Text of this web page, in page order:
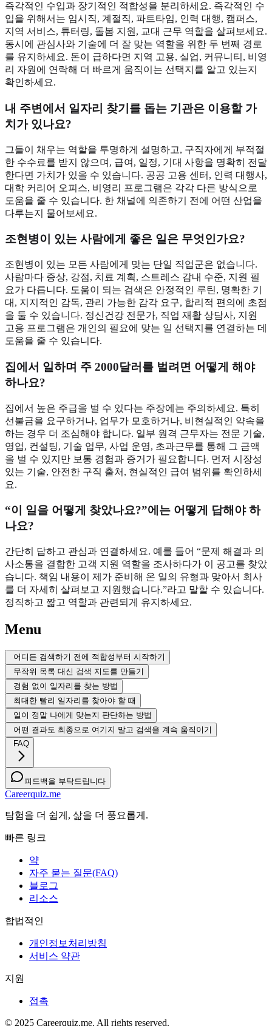
즉각적인 수입과 장기적인 적합성을 분리하세요. 즉각적인 수
입을 위해서는 임시직, 계절직, 파트타임, 인력 대행, 캠퍼스,
지역 서비스, 튜터링, 돌봄 지원, 교대 근무 역할을 살펴보세요.
동시에 관심사와 기술에 더 잘 맞는 역할을 위한 두 번째 경로
를 유지하세요. 돈이 급하다면 지역 고용, 실업, 커뮤니티, 비영
리 자원에 연락해 더 빠르게 움직이는 선택지를 알고 있는지
확인하세요.
내 주변에서 일자리 찾기를 돕는 기관은 이용할 가
치가 있나요?
그들이 채우는 역할을 투명하게 설명하고, 구직자에게 부적절
한 수수료를 받지 않으며, 급여, 일정, 기대 사항을 명확히 전달
한다면 가치가 있을 수 있습니다. 공공 고용 센터, 인력 대행사,
대학 커리어 오피스, 비영리 프로그램은 각각 다른 방식으로
도움을 줄 수 있습니다. 한 채널에 의존하기 전에 어떤 산업을
다루는지 물어보세요.
조현병이 있는 사람에게 좋은 일은 무엇인가요?
조현병이 있는 모든 사람에게 맞는 단일 직업군은 없습니다.
사람마다 증상, 강점, 치료 계획, 스트레스 감내 수준, 지원 필
요가 다릅니다. 도움이 되는 검색은 안정적인 루틴, 명확한 기
대, 지지적인 감독, 관리 가능한 감각 요구, 합리적 편의에 초점
을 둘 수 있습니다. 정신건강 전문가, 직업 재활 상담사, 지원
고용 프로그램은 개인의 필요에 맞는 일 선택지를 연결하는 데
도움을 줄 수 있습니다.
집에서 일하며 주 2000달러를 벌려면 어떻게 해야
하나요?
집에서 높은 주급을 벌 수 있다는 주장에는 주의하세요. 특히
선불금을 요구하거나, 업무가 모호하거나, 비현실적인 약속을
하는 경우 더 조심해야 합니다. 일부 원격 근무자는 전문 기술,
영업, 컨설팅, 기술 업무, 사업 운영, 초과근무를 통해 그 금액
을 벌 수 있지만 보통 경험과 증거가 필요합니다. 먼저 시장성
있는 기술, 안전한 구직 출처, 현실적인 급여 범위를 확인하세
요.
“이 일을 어떻게 찾았나요?”에는 어떻게 답해야 하
나요?
간단히 답하고 관심과 연결하세요. 예를 들어 “문제 해결과 의
사소통을 결합한 고객 지원 역할을 조사하다가 이 공고를 찾았
습니다. 책임 내용이 제가 준비해 온 일의 유형과 맞아서 회사
를 더 자세히 살펴보고 지원했습니다.”라고 말할 수 있습니다.
정직하고 짧고 역할과 관련되게 유지하세요.
Menu
어디든 검색하기 전에 적합성부터 시작하기
무작위 목록 대신 검색 지도를 만들기
경험 없이 일자리를 찾는 방법
최대한 빨리 일자리를 찾아야 할 때
일이 정말 나에게 맞는지 판단하는 방법
어떤 결과도 최종으로 여기지 말고 검색을 계속 움직이기
FAQ
피드백을 부탁드립니다
Careerquiz.me
탐험을 더 쉽게, 삶을 더 풍요롭게.
빠른 링크
약
자주 묻는 질문(FAQ)
블로그
리소스
합법적인
개인정보처리방침
서비스 약관
지원
접촉
© 2025 Careerquiz.me. All rights reserved.